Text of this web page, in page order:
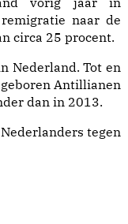
naar de
circa 25 procent.
Nederland. Tot en
Antillianen
dan in 2013.
tegen